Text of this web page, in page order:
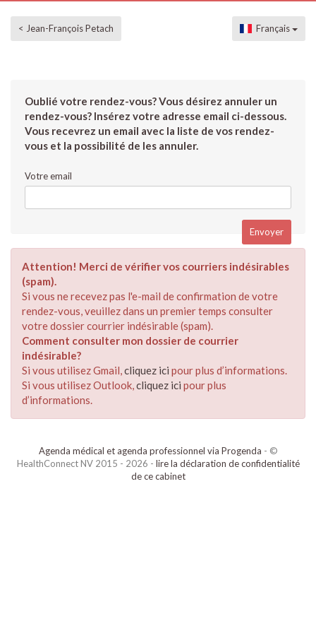
< Jean-François Petach Français
Oublié votre rendez-vous? Vous désirez annuler un
rendez-vous? Insérez votre adresse email ci-dessous.
Vous recevrez un email avec la liste de vos rendez-
vous et la possibilité de les annuler.
Votre email
Attention! Merci de vérifier vos courriers indésirables
(spam).
Si vous ne recevez pas l'e-mail de confirmation de votre
rendez-vous, veuillez dans un premier temps consulter
votre dossier courrier indésirable (spam).
Comment consulter mon dossier de courrier
indésirable?
Si vous utilisez Gmail,cliquez ici pour plus d’informations.
Si vous utilisez Outlook,cliquez ici pour plus
d’informations.
Agenda médical et agenda professionnel via Progenda - ©
HealthConnect NV 2015 - 2026 - lire la déclaration de confidentialité
de ce cabinet